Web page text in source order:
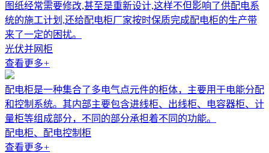
图纸经常需要修改,甚至是重新设计,这样不但影响了供配电系
统的施工计划,还给配电柜厂家按时保质完成配电柜的生产带
来了一定的困扰。
光伏并网柜
查看更多+
配电柜是一种集合了多电气点元件的柜体，主要用于电能分配
和控制系统。其内部主要包含进线柜、出线柜、电容器柜、计
量柜等组成部分，不同的部分承担着不同的功能。
配电柜、配电控制柜
查看更多+